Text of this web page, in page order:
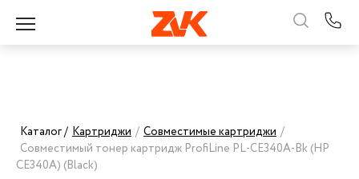
Каталог / Картриджи / Совместимые картриджи /
Совместимый тонер картридж ProfiLine PL-CE340A-Bk (HP
CE340A) (Black)